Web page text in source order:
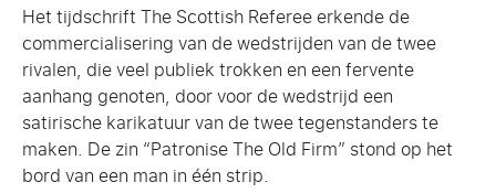
Het tijdschrift The Scottish Referee erkende de
commercialisering van de wedstrijden van de twee
rivalen, die veel publiek trokken en een fervente
aanhang genoten, door voor de wedstrijd een
satirische karikatuur van de twee tegenstanders te
maken. De zin “Patronise The Old Firm” stond op het
bord van een man in één strip.